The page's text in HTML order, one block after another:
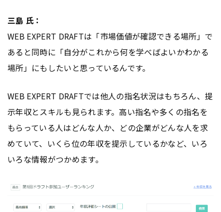
三島 氏：
WEB EXPERT DRAFTは「市場価値が確認できる場所」で
あると同時に「自分がこれから何を学べばよいかわかる
場所」にもしたいと思っているんです。
WEB EXPERT DRAFTでは他人の指名状況はもちろん、提
示年収とスキルも見られます。高い指名や多くの指名を
もらっている人はどんな人か、どの企業がどんな人を求
めていて、いくら位の年収を提示しているかなど、いろ
いろな情報がつかめます。